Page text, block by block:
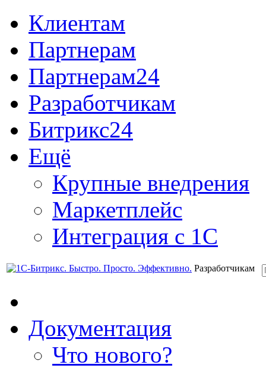
Клиентам
Партнерам
Партнерам24
Разработчикам
Битрикс24
Ещё
Крупные внедрения
Маркетплейс
Интеграция с 1С
Разработчикам
Документация
Что нового?